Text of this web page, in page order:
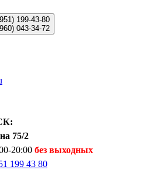
199-43-80
043-34-72
75/2
20:00 без выходных
199 43 80